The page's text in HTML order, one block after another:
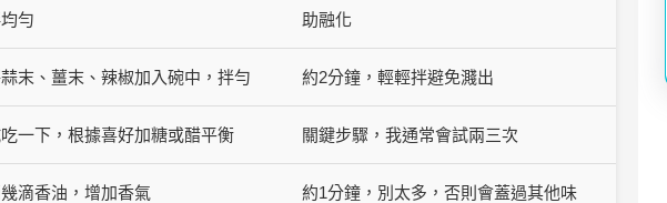
勻
助融化
末、薑末、辣椒加入碗中，拌勻 約2分鐘，輕輕拌避免濺出
一下，根據喜好加糖或醋平衡 關鍵步驟，我通常會試兩三次
滴香油，增加香氣 約1分鐘，別太多，否則會蓋過其他味